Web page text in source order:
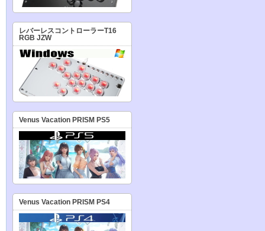
レバーレスコントローラーT16
RGB JZW
Venus Vacation PRISM PS5
Venus Vacation PRISM PS4